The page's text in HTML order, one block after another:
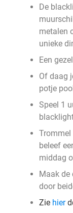
De
metalen
unieke
Een
Of daag
potje
Speel 1
Trommel
beleef
middag
Maak de
door
Zie hier